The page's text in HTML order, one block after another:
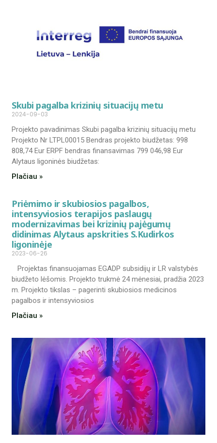
Skubi pagalba krizinių situacijų metu
2024-09-03
Projekto pavadinimas Skubi pagalba krizinių situacijų metu
Projekto Nr LTPL00015 Bendras projekto biudžetas: 998
808,74 Eur ERPF bendras finansavimas 799 046,98 Eur
Alytaus ligoninės biudžetas:
Plačiau »
Priėmimo ir skubiosios pagalbos,
intensyviosios terapijos paslaugų
modernizavimas bei krizinių pajėgumų
didinimas Alytaus apskrities S.Kudirkos
ligoninėje
2023-06-26
Projektas finansuojamas EGADP subsidijų ir LR valstybės
biudžeto lėšomis. Projekto trukmė 24 mėnesiai, pradžia 2023
m. Projekto tikslas – pagerinti skubiosios medicinos
pagalbos ir intensyviosios
Plačiau »